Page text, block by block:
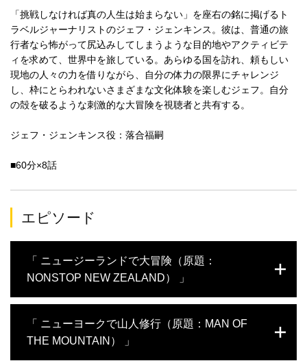
「挑戦しなければ真の人生は始まらない」を座右の銘に掲げるト
ラベルジャーナリストのジェフ・ジェンキンス。彼は、普通の旅
行者なら怖がって尻込みしてしまうような目的地やアクティビテ
ィを求めて、世界中を旅している。あらゆる国を訪れ、頼もしい
現地の人々の力を借りながら、自分の体力の限界にチャレンジ
し、枠にとらわれないさまざまな文化体験を楽しむジェフ。自分
の殻を破るような刺激的な大冒険を視聴者と共有する。
ジェフ・ジェンキンス役：落合福嗣
■60分×8話
エピソード
「 ニュージーランドで大冒険（原題：
NONSTOP NEW ZEALAND） 」
界を越える挑戦をするため、ニュージーランドへと向かった。
マオリ文化の第一人者、ジェイマス・ウェブスターをガイドに迎
「 ニューヨークで山人修行（原題：MAN OF
THE MOUNTAIN） 」